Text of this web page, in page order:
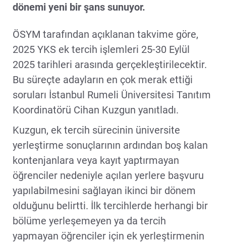
dönemi yeni bir şans sunuyor.
ÖSYM tarafından açıklanan takvime göre,
2025 YKS ek tercih işlemleri 25-30 Eylül
2025 tarihleri arasında gerçekleştirilecektir.
Bu süreçte adayların en çok merak ettiği
soruları İstanbul Rumeli Üniversitesi Tanıtım
Koordinatörü Cihan Kuzgun yanıtladı.
Kuzgun, ek tercih sürecinin üniversite
yerleştirme sonuçlarının ardından boş kalan
kontenjanlara veya kayıt yaptırmayan
öğrenciler nedeniyle açılan yerlere başvuru
yapılabilmesini sağlayan ikinci bir dönem
olduğunu belirtti. İlk tercihlerde herhangi bir
bölüme yerleşemeyen ya da tercih
yapmayan öğrenciler için ek yerleştirmenin